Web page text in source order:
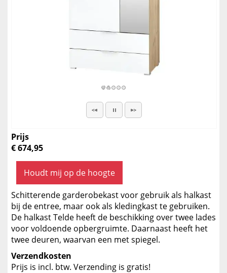
Prijs
€ 674,95
Houdt mij op de hoogte
Schitterende garderobekast voor gebruik als halkast
bij de entree, maar ook als kledingkast te gebruiken.
De halkast Telde heeft de beschikking over twee lades
voor voldoende opbergruimte. Daarnaast heeft het
twee deuren, waarvan een met spiegel.
Verzendkosten
Prijs is incl. btw. Verzending is gratis!